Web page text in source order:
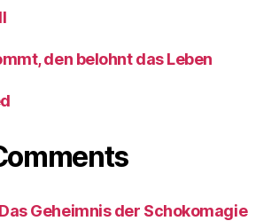
den belohnt das Leben
Das Geheimnis der Schokomagie